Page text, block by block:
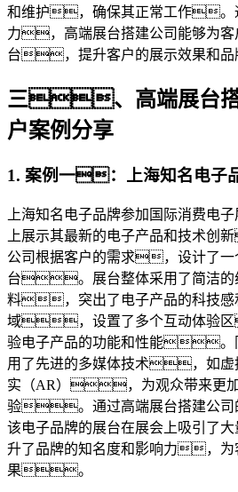
和维护，确保其正常工作。
力，高端展台搭建公司能够为客
台，提升客户的展示效果和
三、高端展台
户案例分享
1. 案例一：上海知名电子
上海知名电子品牌参加国际消费
上展示其最新的电子产品和技术
公司根据客户的需求，设计了一
台。展台整体采用了简洁的
料，突出了电子产品的科技
域，设置了多个互动体验
验电子产品的功能和性能
用了先进的多媒体技术，如虚
实（AR），为观众带来更
验。通过高端展台搭建公司
该电子品牌的展台在展会上吸引了
升了品牌的知名度和影响力，为
果。